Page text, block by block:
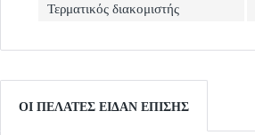
Τερματικός διακομιστής
ΟΙ ΠΕΛΆΤΕΣ ΕΊΔΑΝ ΕΠΊΣΗΣ